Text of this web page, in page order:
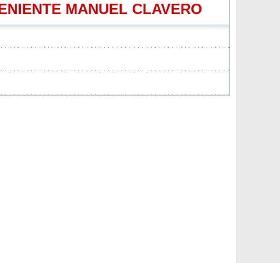
MANUEL CLAVERO